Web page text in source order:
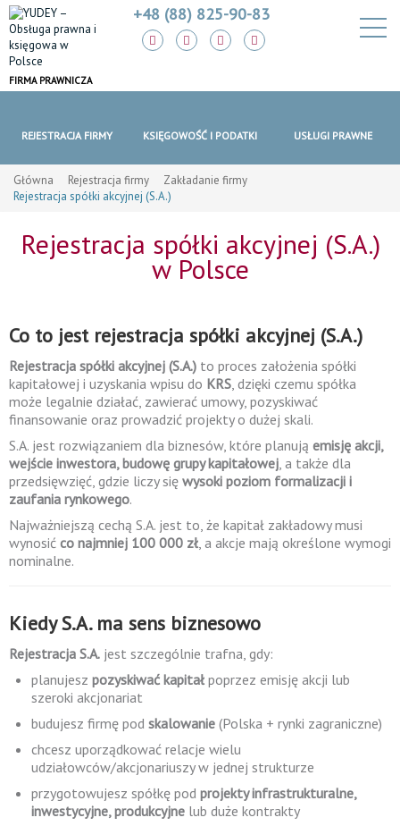
FIRMA PRAWNICZA
+48 (88) 825-90-83
REJESTRACJA FIRMY KSIĘGOWOŚĆ I PODATKI USŁUGI PRAWNE
Główna Rejestracja firmy
Zakładanie firmy
Rejestracja spółki akcyjnej (S.A.)
Rejestracja spółki akcyjnej (S.A.)
w Polsce
Co to jest rejestracja spółki akcyjnej (S.A.)
Rejestracja spółki akcyjnej (S.A.) to proces założenia spółki
kapitałowej i uzyskania wpisu do KRS, dzięki czemu spółka
może legalnie działać, zawierać umowy, pozyskiwać
finansowanie oraz prowadzić projekty o dużej skali.
S.A. jest rozwiązaniem dla biznesów, które planują emisję akcji,
wejście inwestora, budowę grupy kapitałowej, a także dla
przedsięwzięć, gdzie liczy się wysoki poziom formalizacji i
zaufania rynkowego.
Najważniejszą cechą S.A. jest to, że kapitał zakładowy musi
wynosić co najmniej 100 000 zł, a akcje mają określone wymogi
nominalne.
Kiedy S.A. ma sens biznesowo
Rejestracja S.A. jest szczególnie trafna, gdy:
planujesz pozyskiwać kapitał poprzez emisję akcji lub
szeroki akcjonariat
budujesz firmę pod skalowanie (Polska + rynki zagraniczne)
chcesz uporządkować relacje wielu
udziałowców/akcjonariuszy w jednej strukturze
przygotowujesz spółkę pod projekty infrastrukturalne,
inwestycyjne, produkcyjne lub duże kontrakty